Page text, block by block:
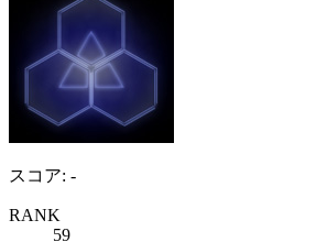
スコア: -
RANK
59